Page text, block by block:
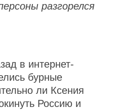
разгорелся
в интернет-
бурные
ли Ксения
Россию и